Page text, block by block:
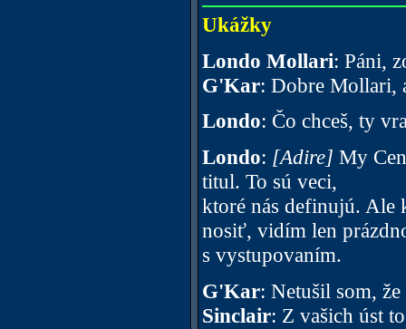
Ukážky
Londo Mollari: Páni,
G'Kar: Dobre Mollari,
Londo: Čo chceš, ty
Londo: [Adire] My
titul. To sú veci,
ktoré nás definujú. Ale
nosiť, vidím len
s vystupovaním.
G'Kar: Netušil som,
Sinclair: Z vašich úst